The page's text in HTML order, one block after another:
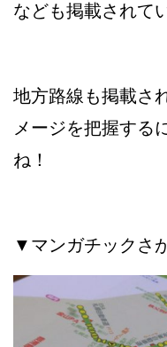
なども掲載されて
地方路線も掲載さ
メージを把握する
ね！
▼マンガチックさ